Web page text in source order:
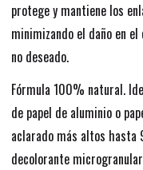
protege y mantiene los
minimizando el daño en
no deseado.
Fórmula 100% natural.
de papel de aluminio o
aclarado más altos hasta
decolorante